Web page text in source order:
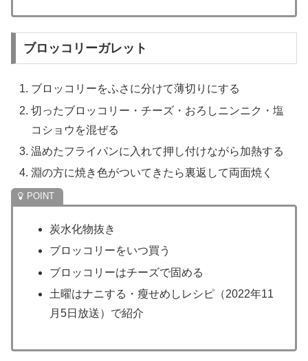
ブロッコリーガレット
ブロッコリーをふさに分けて薄切りにする
切ったブロッコリー・チーズ・おろしニンニク・塩
コショウを混ぜる
温めたフライパンに入れて押し付けながら加熱する
淵の方に焼き色がついてきたら裏返して両面焼く
炭水化物抜き
ブロッコリーをいつ買う
ブロッコリーはチーズで固める
土曜はナニする・瘦せめしレシピ（2022年11
月5日放送）で紹介